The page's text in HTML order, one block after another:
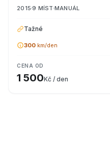
20159 MÍST MANUÁL
Tažné
300 km/den
CENA OD
1 500Kč / den